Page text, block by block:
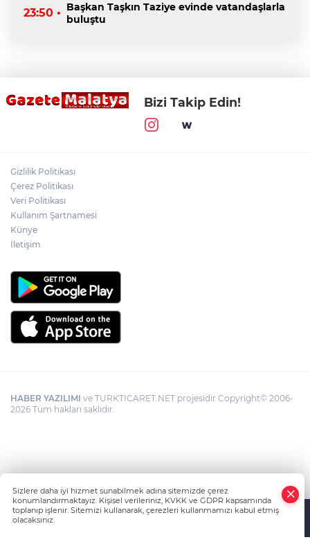
23:50 • Başkan Taşkın Taziye evinde vatandaşlarla
buluştu
Bizi Takip Edin!
Gizlilik Politikası
Çerez Politikası
Veri Politikası
Kullanım Şartnamesi
Künye
İletişim
HABER YAZILIMI ve TURKTICARET.NET projesidir Copyright© 2006-
2026 Tüm hakları saklıdır.
Sizlere daha iyi hizmet sunabilmek adına sitemizde çerez
konumlandırmaktayız. Kişisel verileriniz, KVKK ve GDPR kapsamında
toplanıp işlenir. Sitemizi kullanarak, çerezleri kullanmamızı kabul etmiş
olacaksınız.